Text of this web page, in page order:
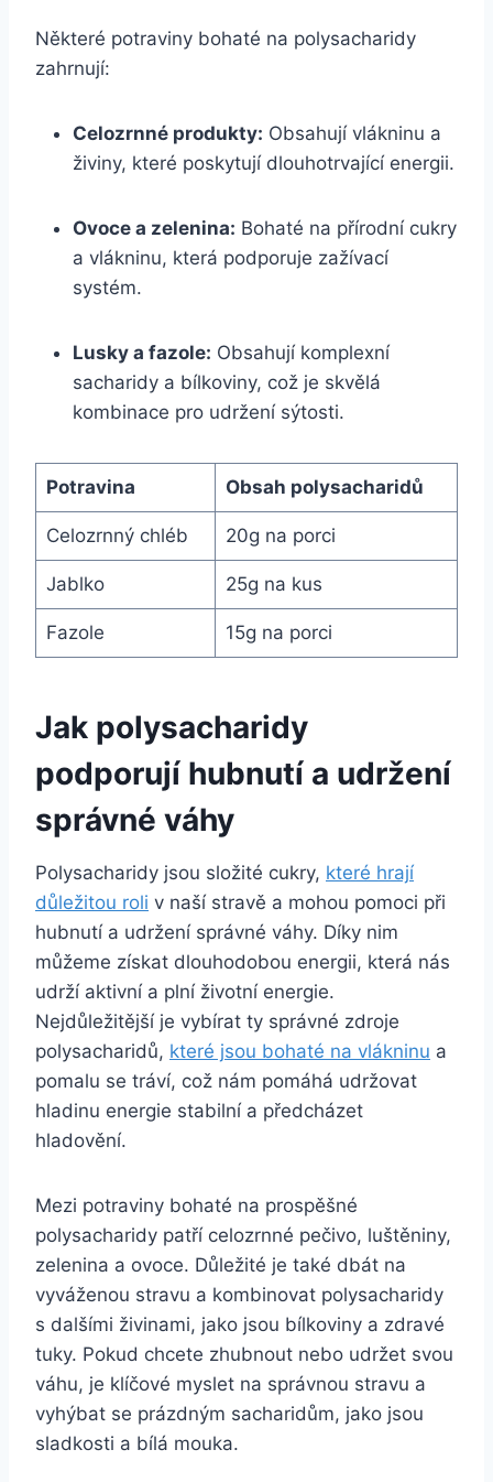
Některé potraviny bohaté na polysacharidy
zahrnují:
Celozrnné produkty: Obsahují vlákninu a
živiny, které poskytují dlouhotrvající energii.
Ovoce a zelenina: Bohaté na přírodní cukry
a vlákninu, která podporuje zažívací
systém.
Lusky a fazole: Obsahují komplexní
sacharidy a bílkoviny, což je skvělá
kombinace pro udržení sýtosti.
Potravina Obsah polysacharidů
Celozrnný chléb 20g na porci
Jablko 25g na kus
Fazole 15g na porci
Jak polysacharidy
podporují hubnutí a udržení
správné váhy
Polysacharidy jsou složité cukry, které hrají
důležitou roli v naší stravě a mohou pomoci při
hubnutí a udržení správné váhy. Díky nim
můžeme získat dlouhodobou energii, která nás
udrží aktivní a plní životní energie.
Nejdůležitější je vybírat ty správné zdroje
polysacharidů, které jsou bohaté na vlákninu a
pomalu se tráví, což nám pomáhá udržovat
hladinu energie stabilní a předcházet
hladovění.
Mezi potraviny bohaté na prospěšné
polysacharidy patří celozrnné pečivo, luštěniny,
zelenina a ovoce. Důležité je také dbát na
vyváženou stravu a kombinovat polysacharidy
s dalšími živinami, jako jsou bílkoviny a zdravé
tuky. Pokud chcete zhubnout nebo udržet svou
váhu, je klíčové myslet na správnou stravu a
vyhýbat se prázdným sacharidům, jako jsou
sladkosti a bílá mouka.